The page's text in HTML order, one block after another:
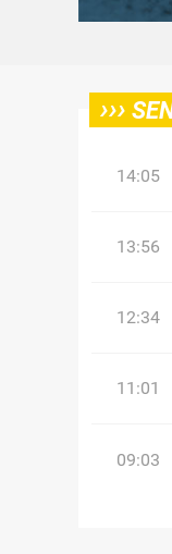
›››
14:05
13:56
12:34
11:01
09:03